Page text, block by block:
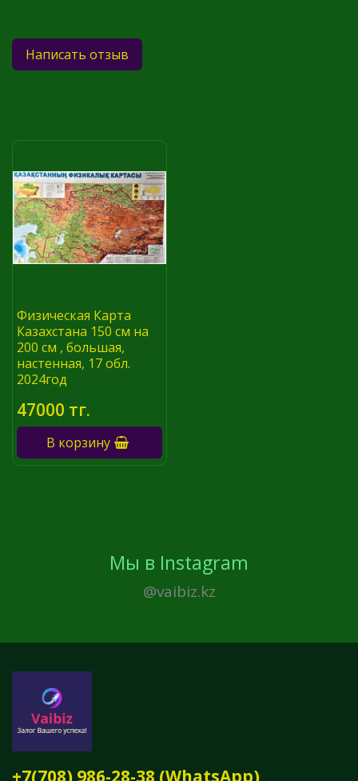
Написать отзыв
Физическая Карта
Казахстана 150 см на
200 см , большая,
настенная, 17 обл.
2024год
47000 тг.
В корзину
Мы в Instagram
@vaibiz.kz
+7(708) 986-28-38 (WhatsApp)